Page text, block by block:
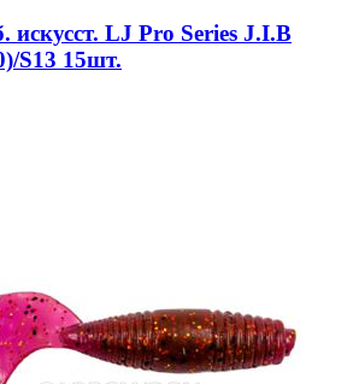
искусст. LJ Pro Series J.I.B
S13 15шт.